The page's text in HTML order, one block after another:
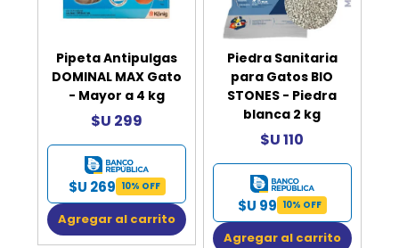
Pipeta Antipulgas
DOMINAL MAX Gato
- Mayor a 4 kg
$U 299
$U 269 10% OFF
Agregar al carrito
Piedra Sanitaria
para Gatos BIO
STONES - Piedra
blanca 2 kg
$U 110
$U 99 10% OFF
Agregar al carrito